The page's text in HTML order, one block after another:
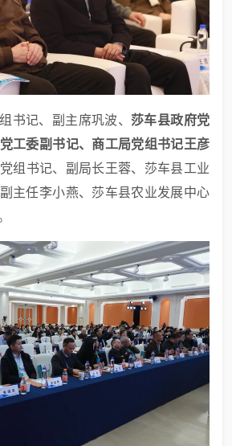
书记、副主席巩波、莎车县政府党
工委副书记、商工局党组书记王彦
组书记、副局长王蓉、莎车县工业
主任李小燕、莎车县农业发展中心